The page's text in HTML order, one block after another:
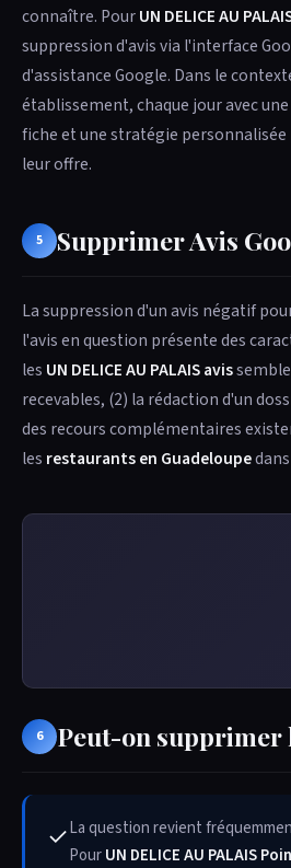
connaître. PourUN DELICE AU
suppression d'avis via l'interface
d'assistance Google. Dans le
établissement, chaque jour avec
fiche et une stratégie personnalisée
leur offre.
5 Supprimer Avis
La suppression d'un avis négatif
l'avis en question présente des
les UN DELICE AU PALAIS avis
recevables, (2) la rédaction d'un
des recours complémentaires
les restaurants en Guadeloupe
6 Peut-on supprimer
✓La question revient
PourUN DELICE AU PALAIS